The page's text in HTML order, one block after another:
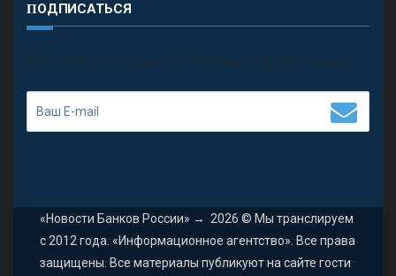
ПОДПИСАТЬСЯ
П олучить последние обновления и предложения.
«Новости Банков России» → 2026 © Мы транслируем
с 2012 года. «Информационное агентство». Все права
защищены. Все материалы публикуют на сайте гости